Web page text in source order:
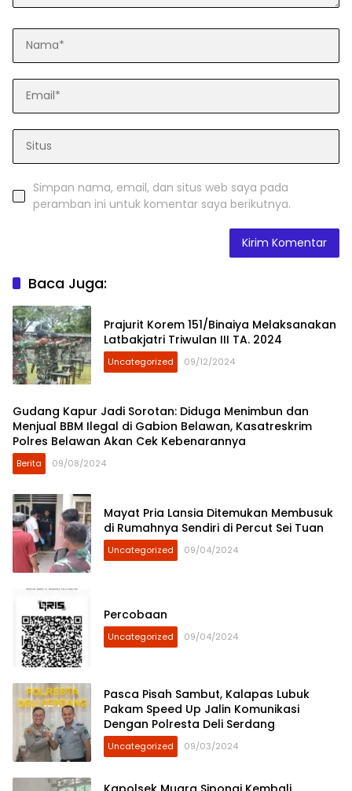
Simpan nama, email, dan situs web saya pada
peramban ini untuk komentar saya berikutnya.
Baca Juga:
Prajurit Korem 151/Binaiya Melaksanakan
Latbakjatri Triwulan III TA. 2024
Uncategorized 09/12/2024
Gudang Kapur Jadi Sorotan: Diduga Menimbun dan
Menjual BBM Ilegal di Gabion Belawan, Kasatreskrim
Polres Belawan Akan Cek Kebenarannya
Berita 09/08/2024
Mayat Pria Lansia Ditemukan Membusuk
di Rumahnya Sendiri di Percut Sei Tuan
Uncategorized 09/04/2024
Percobaan
Uncategorized 09/04/2024
Pasca Pisah Sambut, Kalapas Lubuk
Pakam Speed Up Jalin Komunikasi
Dengan Polresta Deli Serdang
Uncategorized 09/03/2024